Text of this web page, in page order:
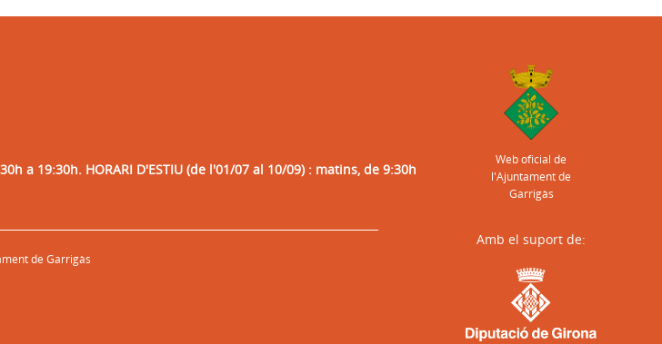
a 19:30h. HORARI D'ESTIU (de l'01/07 al 10/09) : matins, de 9:30h
Web oficial de
l'Ajuntament de
Garrigàs
de Garrigàs
Amb el suport de: